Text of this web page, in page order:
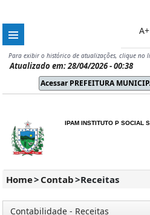
A+
Para exibir o histórico de atualizações, clique no
Atualizado em: 28/04/2026 - 00:38
IPAM INSTITUTO P SOCIAL
Home> Contab>Receitas
Contabilidade - Receitas